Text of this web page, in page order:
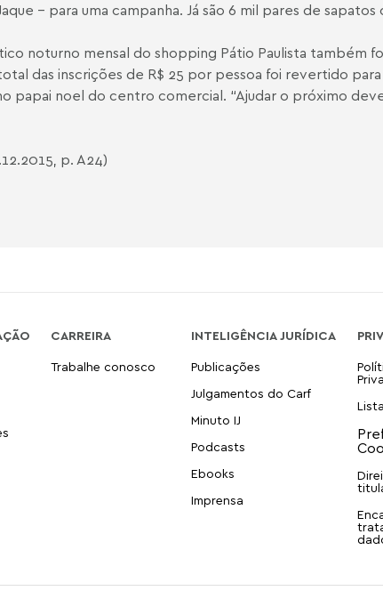
- para uma campanha. Já são 6 mil pares de sapatos
noturno mensal do shopping Pátio Paulista também
das inscrições de R$ 25 por pessoa foi revertido
papai noel do centro comercial. “Ajudar o próximo
p. A24)
CARREIRA
Trabalhe conosco
INTELIGÊNCIA JURÍDICA
Publicações
Julgamentos do Carf
Minuto IJ
Podcasts
Ebooks
Imprensa